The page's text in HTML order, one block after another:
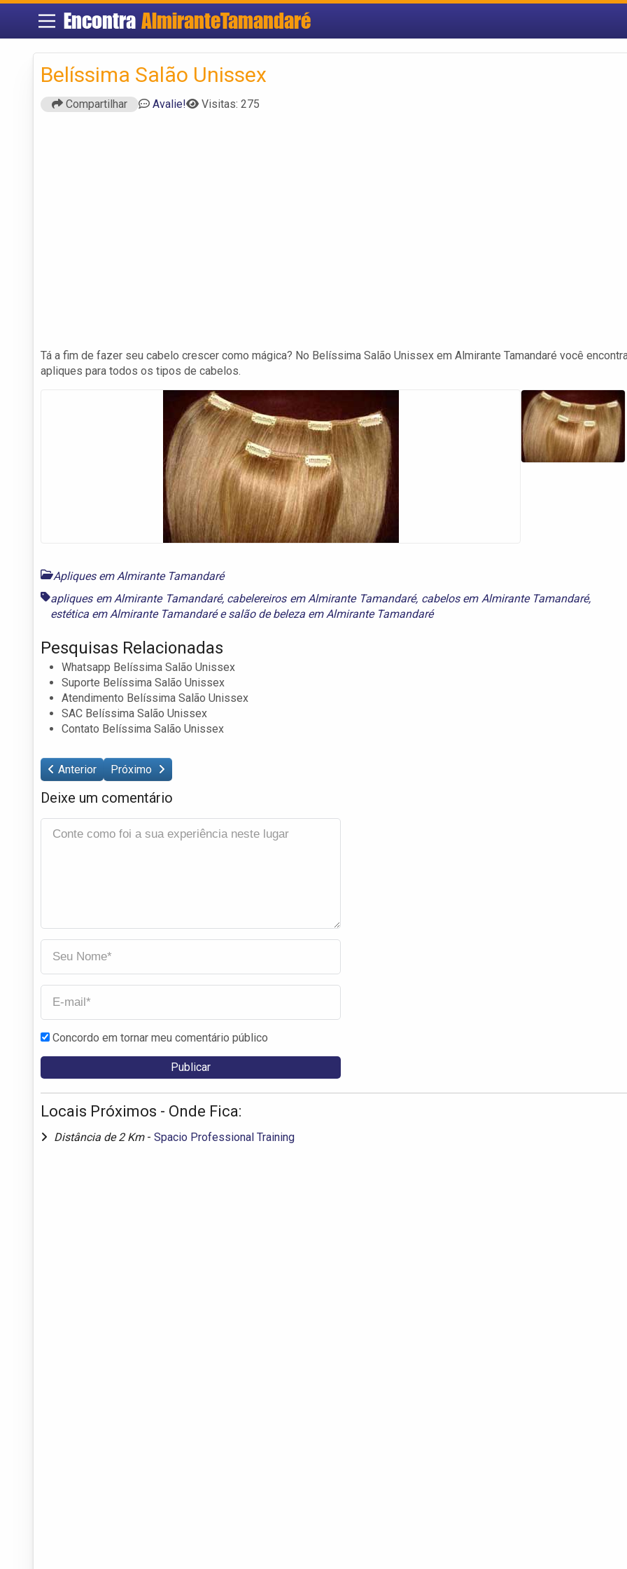
Encontra AlmiranteTamandaré
Belíssima Salão Unissex
Compartilhar Avalie! Visitas: 275
Tá a fim de fazer seu cabelo crescer como mágica? No Belíssima Salão Unissex em Almirante Tamandaré você
apliques para todos os tipos de cabelos.
Apliques em Almirante Tamandaré
apliques em Almirante Tamandaré, cabelereiros em Almirante Tamandaré, cabelos em Almirante Tamandaré,
estética em Almirante Tamandaréesalão de beleza em Almirante Tamandaré
Pesquisas Relacionadas
Whatsapp Belíssima Salão Unissex
Suporte Belíssima Salão Unissex
Atendimento Belíssima Salão Unissex
SAC Belíssima Salão Unissex
Contato Belíssima Salão Unissex
Anterior Próximo
Deixe um comentário
Concordo em tornar meu comentário público
Locais Próximos - Onde Fica:
Distância de 2 Km - Spacio Professional Training